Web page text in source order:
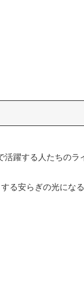
活躍する人たちのラ
る安らぎの光にな